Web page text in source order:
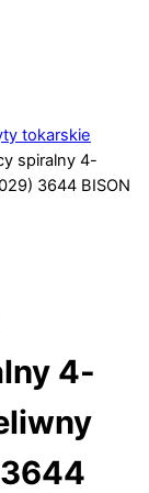
tokarskie
spiralny 4-
3644 BISON
4-